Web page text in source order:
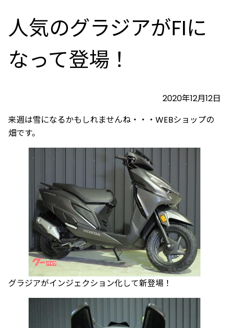
人気のグラジアがFIに
なって登場！
2020年12月12日
来週は雪になるかもしれませんね・・・WEBショップの
畑です。
グラジアがインジェクション化して新登場！